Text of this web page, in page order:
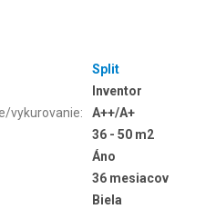
Split
Inventor
vykurovanie:
A++/A+
36 - 50 m2
Áno
36 mesiacov
Biela